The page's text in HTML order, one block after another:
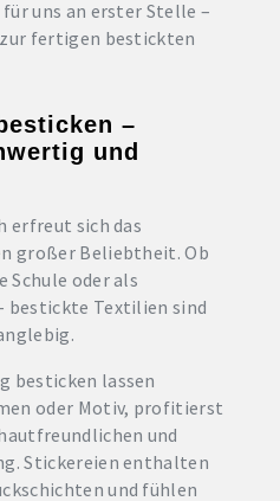
uns an erster Stelle –
fertigen bestickten
–
und
erfreut sich das
großer Beliebtheit. Ob
Schule oder als
bestickte Textilien sind
besticken lassen
oder Motiv, profitierst
und
Stickereien enthalten
und fühlen